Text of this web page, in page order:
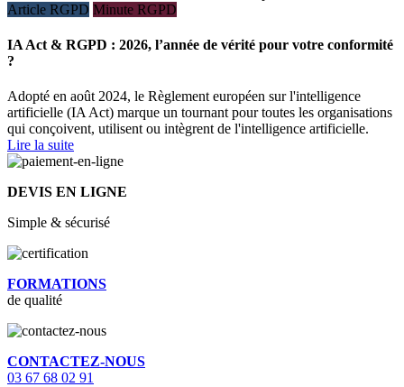
Article RGPD Minute RGPD
IA Act & RGPD : 2026, l’année de vérité pour votre conformité
?
Adopté en août 2024, le Règlement européen sur l'intelligence
artificielle (IA Act) marque un tournant pour toutes les organisations
qui conçoivent, utilisent ou intègrent de l'intelligence artificielle.
Lire la suite
DEVIS EN LIGNE
Simple & sécurisé
FORMATIONS
de qualité
CONTACTEZ-NOUS
03 67 68 02 91